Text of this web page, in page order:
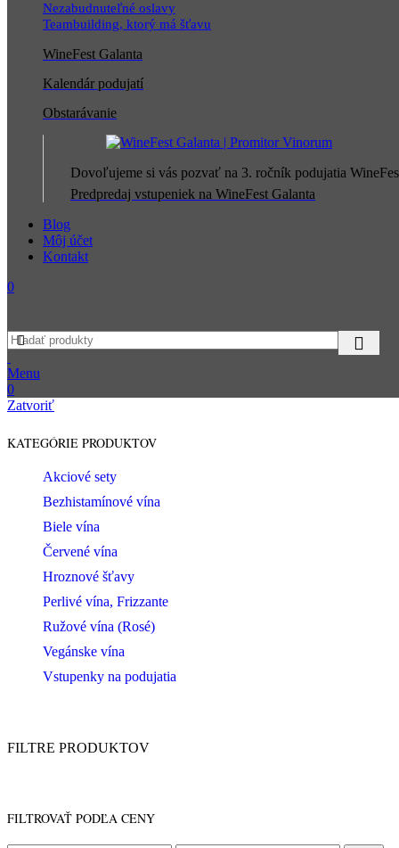
Nezabudnuteľné oslavy
Teambuilding, ktorý má šťavu
WineFest Galanta
Kalendár podujatí
Obstarávanie
Dovoľujeme si vás pozvať na 3. ročník podujatia
Predpredaj vstupeniek na WineFest Galanta
Blog
Môj účet
Kontakt
0
Menu
0
Zatvoriť
KATEGÓRIE PRODUKTOV
Akciové sety
Bezhistamínové vína
Biele vína
Červené vína
Hroznové šťavy
Perlivé vína, Frizzante
Ružové vína (Rosé)
Vegánske vína
Vstupenky na podujatia
FILTRE PRODUKTOV
FILTROVAŤ PODĽA CENY